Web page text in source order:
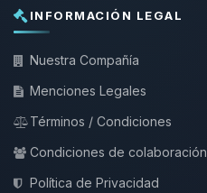
INFORMACIÓN LEGAL
Nuestra Compañía
Menciones Legales
Términos / Condiciones
Condiciones de colaboración
Política de Privacidad